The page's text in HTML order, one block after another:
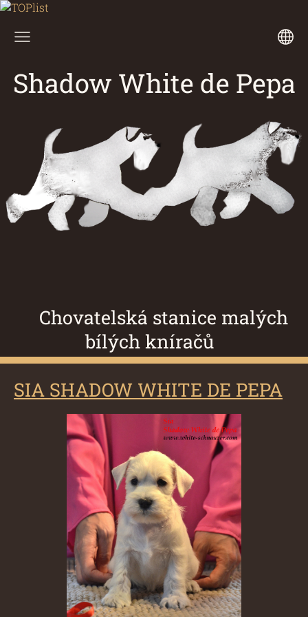
Shadow White de Pepa
Chovatelská stanice malých
bílých kníračů
SIA SHADOW WHITE DE PEPA